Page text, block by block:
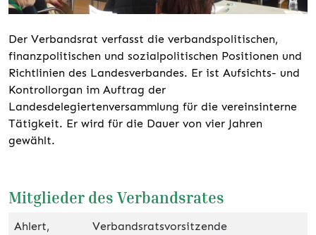
Der Verbandsrat verfasst die verbandspolitischen,
finanzpolitischen und sozialpolitischen Positionen und
Richtlinien des Landesverbandes. Er ist Aufsichts- und
Kontrollorgan im Auftrag der
Landesdelegiertenversammlung für die vereinsinterne
Tätigkeit. Er wird für die Dauer von vier Jahren
gewählt.
Mitglieder des Verbandsrates
Ahlert,
Verbandsratsvorsitzende